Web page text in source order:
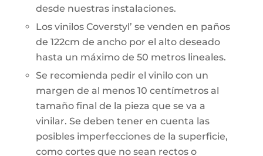
desde nuestras instalaciones.
Los vinilos Coverstyl’ se venden en paños
de 122cm de ancho por el alto deseado
hasta un máximo de 50 metros lineales.
Se recomienda pedir el vinilo con un
margen de al menos 10 centímetros al
tamaño final de la pieza que se va a
vinilar. Se deben tener en cuenta las
posibles imperfecciones de la superficie,
como cortes que no sean rectos o